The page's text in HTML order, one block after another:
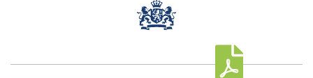
Download cursus